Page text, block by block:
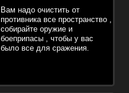
Вам надо очистить от
противника все пространство ,
собирайте оружие и
боеприпасы , чтобы у вас
было все для сражения.